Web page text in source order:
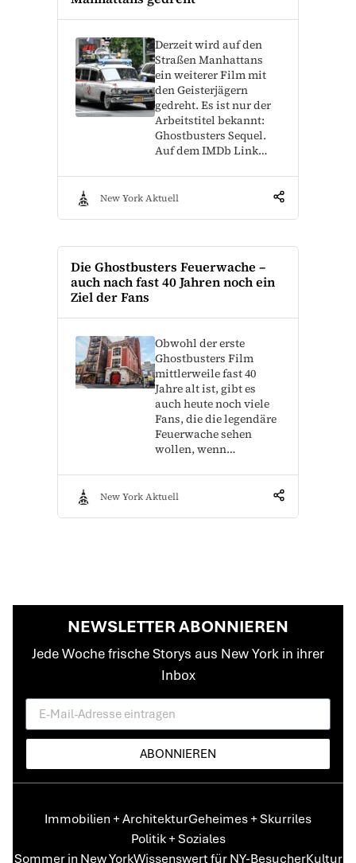
Derzeit wird auf den
Straßen Manhattans
ein weiterer Film mit
den Geisterjägern
gedreht. Es ist nur der
Arbeitstitel bekannt:
Ghostbusters Sequel.
Auf dem IMDb Link…
New York Aktuell
Die Ghostbusters Feuerwache –
auch nach fast 40 Jahren noch ein
Ziel der Fans
Obwohl der erste
Ghostbusters Film
mittlerweile fast 40
Jahre alt ist, gibt es
auch heute noch viele
Fans, die die legendäre
Feuerwache sehen
wollen, wenn…
New York Aktuell
NEWSLETTER ABONNIEREN
Jede Woche frische Storys aus New York in ihrer
Inbox
ABONNIEREN
Immobilien + ArchitekturGeheimes + Skurriles
Politik + Soziales
Sommer in New YorkWissenswert für NY-BesucherKultur